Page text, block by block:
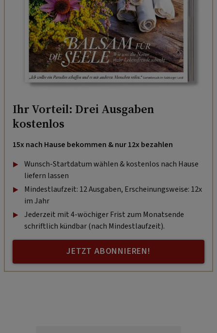
Ihr Vorteil: Drei Ausgaben
kostenlos
15x nach Hause bekommen & nur 12x bezahlen
Wunsch-Startdatum wählen & kostenlos nach Hause
liefern lassen
Mindestlaufzeit: 12 Ausgaben, Erscheinungsweise: 12x
im Jahr
Jederzeit mit 4-wöchiger Frist zum Monatsende
schriftlich kündbar (nach Mindestlaufzeit).
JETZT ABONNIEREN!